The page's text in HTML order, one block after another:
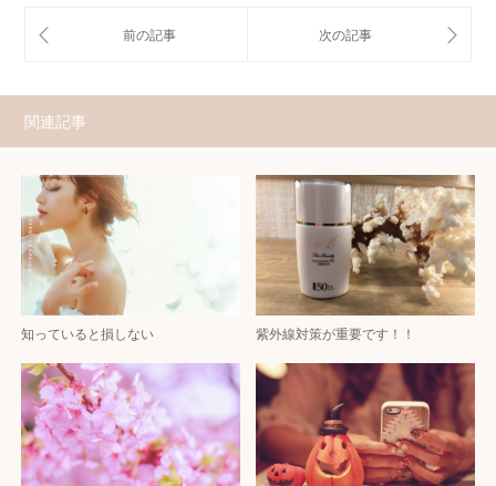
関連記事
知っていると損しない 紫外線対策が重要です！！